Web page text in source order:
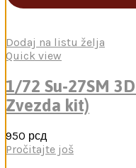
Dodaj na listu želja
Quick view
1/72 Su-27SM
Zvezda kit)
950 рсд
Pročitajte još